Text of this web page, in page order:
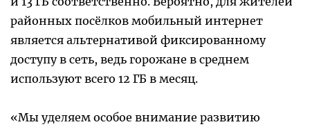
районных посёлков мобильный интернет
является альтернативой фиксированному
доступу в сеть, ведь горожане в среднем
используют всего 12 ГБ в месяц.
«Мы уделяем особое внимание развитию